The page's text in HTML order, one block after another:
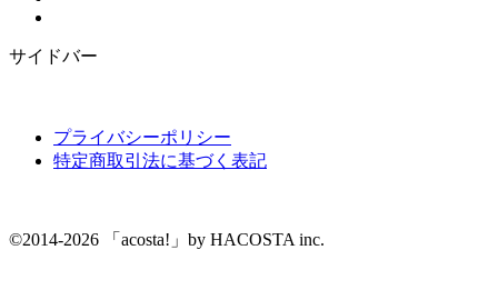
サイドバー
プライバシーポリシー
特定商取引法に基づく表記
©2014-2026 「acosta!」by HACOSTA inc.